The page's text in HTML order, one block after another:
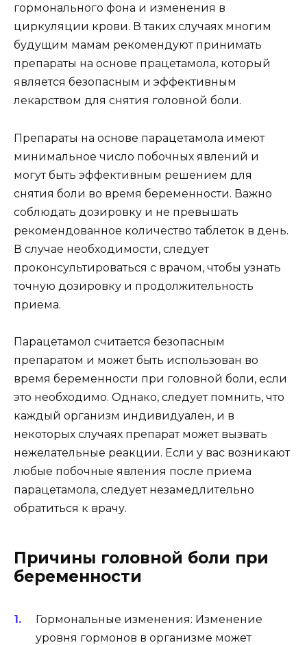
гормонального фона и изменения в
циркуляции крови. В таких случаях многим
будущим мамам рекомендуют принимать
препараты на основе працетамола, который
является безопасным и эффективным
лекарством для снятия головной боли.
Препараты на основе парацетамола имеют
минимальное число побочных явлений и
могут быть эффективным решением для
снятия боли во время беременности. Важно
соблюдать дозировку и не превышать
рекомендованное количество таблеток в день.
В случае необходимости, следует
проконсультироваться с врачом, чтобы узнать
точную дозировку и продолжительность
приема.
Парацетамол считается безопасным
препаратом и может быть использован во
время беременности при головной боли, если
это необходимо. Однако, следует помнить, что
каждый организм индивидуален, и в
некоторых случаях препарат может вызвать
нежелательные реакции. Если у вас возникают
любые побочные явления после приема
парацетамола, следует незамедлительно
обратиться к врачу.
Причины головной боли при
беременности
Гормональные изменения: Изменение
уровня гормонов в организме может